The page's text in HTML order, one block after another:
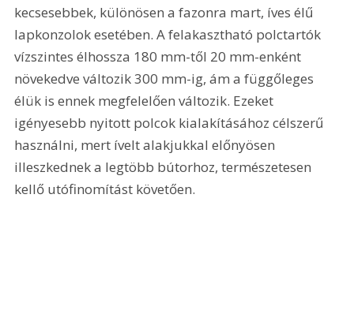
kecsesebbek, különösen a fazonra mart, íves élű
lapkonzolok esetében. A felakasztható polctartók
vízszintes élhossza 180 mm-től 20 mm-enként
növekedve változik 300 mm-ig, ám a függőleges
élük is ennek megfelelően változik. Ezeket
igényesebb nyitott polcok kialakításához célszerű
használni, mert ívelt alakjukkal előnyösen
illeszkednek a legtöbb bútorhoz, természetesen
kellő utófinomítást követően.